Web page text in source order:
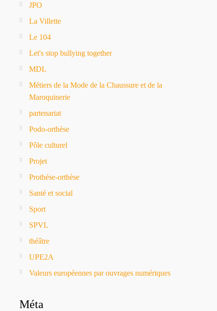
JPO
La Villette
Le 104
Let's stop bullying together
MDL
Métiers de la Mode de la Chaussure et de la
Maroquinerie
partenariat
Podo-orthèse
Pôle culturel
Projet
Prothése-orthèse
Santé et social
Sport
SPVL
théâtre
UPE2A
Valeurs européennes par ouvrages numériques
Méta